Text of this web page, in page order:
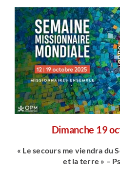
Contact
Dimanche 19
« Le secours me viendra du
et la terre » –